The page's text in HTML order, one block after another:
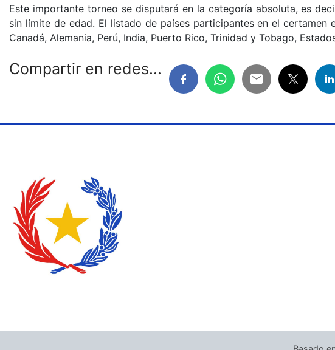
Este importante torneo se disputará en la categoría absoluta, es
sin límite de edad. El listado de países participantes en el certamen
Canadá, Alemania, Perú, India, Puerto Rico, Trinidad y Tobago,
Compartir en redes...